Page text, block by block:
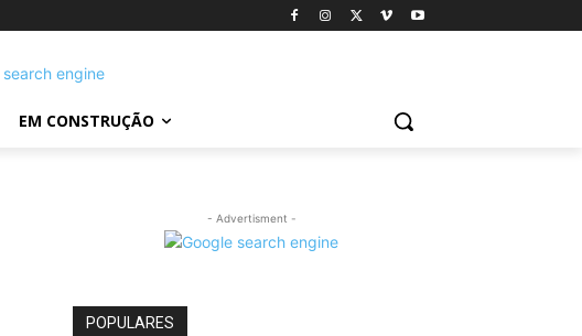
EM CONSTRUÇÃO
- Advertisment -
POPULARES